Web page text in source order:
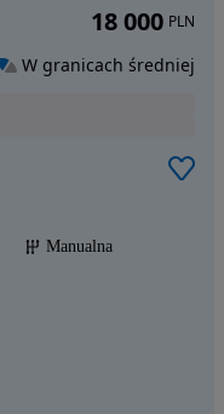
Manualna
18 000 PLN
W granicach średniej